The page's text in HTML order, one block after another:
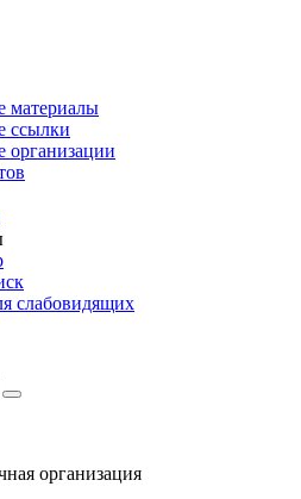
материалы
ссылки
организации
слабовидящих
организация